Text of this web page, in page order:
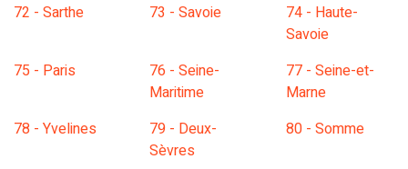
72 - Sarthe
73 - Savoie
74 - Haute-
Savoie
75 - Paris
76 - Seine-
Maritime
77 - Seine-et-
Marne
78 - Yvelines
79 - Deux-
Sèvres
80 - Somme